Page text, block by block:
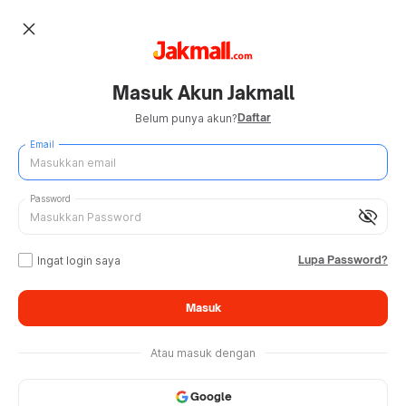
close
Masuk Akun Jakmall
Belum punya akun?Daftar
Email
visibility_off
Password
Ingat login saya Lupa Password?
Masuk
Atau masuk dengan
Google